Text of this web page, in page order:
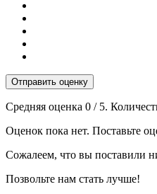
Отправить оценку
Средняя оценка 0 / 5.
Оценок пока нет. Поставьте
Сожалеем, что вы поставили
Позвольте нам стать лучше!